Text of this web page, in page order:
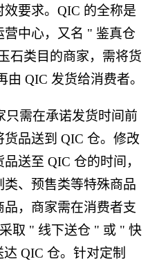
要求。QIC 的全称是
中心，又名 " 鉴真仓
石类目的商家，需将货
QIC 发货给消费者。
只需在承诺发货时间前
品送到 QIC 仓。修改
送至 QIC 仓的时间，
、预售类等特殊商品
，商家需在消费者支
取 " 线下送仓 " 或 " 快
QIC 仓。针对定制